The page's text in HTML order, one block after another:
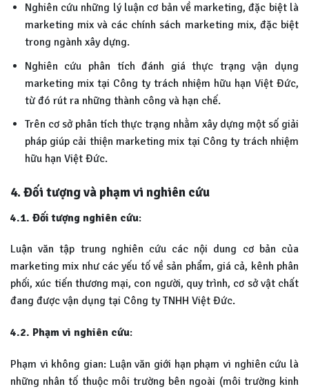
Nghiên cứu những lý luận cơ bản về marketing, đặc biệt là
marketing mix và các chính sách marketing mix, đặc biệt
trong ngành xây dựng.
Nghiên cứu phân tích đánh giá thực trạng vận dụng
marketing mix tại Công ty trách nhiệm hữu hạn Việt Đức,
từ đó rút ra những thành công và hạn chế.
Trên cơ sở phân tích thực trạng nhằm xây dựng một số giải
pháp giúp cải thiện marketing mix tại Công ty trách nhiệm
hữu hạn Việt Đức.
4. Đối tượng và phạm vi nghiên cứu
4.1. Đối tượng nghiên cứu:
Luận văn tập trung nghiên cứu các nội dung cơ bản của
marketing mix như các yếu tố về sản phẩm, giá cả, kênh phân
phối, xúc tiến thương mại, con người, quy trình, cơ sở vật chất
đang được vận dụng tại Công ty TNHH Việt Đức.
4.2. Phạm vi nghiên cứu:
Phạm vi không gian: Luận văn giới hạn phạm vi nghiên cứu là
những nhân tố thuộc môi trường bên ngoài (môi trường kinh